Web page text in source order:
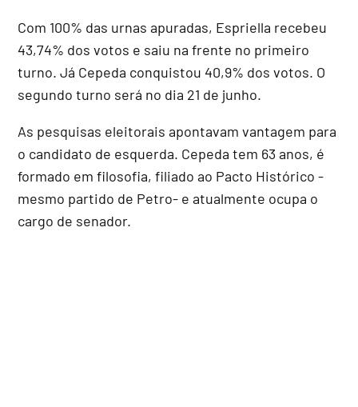
Com 100% das urnas apuradas, Espriella recebeu
43,74% dos votos e saiu na frente no primeiro
turno. Já Cepeda conquistou 40,9% dos votos. O
segundo turno será no dia 21 de junho.
As pesquisas eleitorais apontavam vantagem para
o candidato de esquerda. Cepeda tem 63 anos, é
formado em filosofia, filiado ao Pacto Histórico -
mesmo partido de Petro- e atualmente ocupa o
cargo de senador.